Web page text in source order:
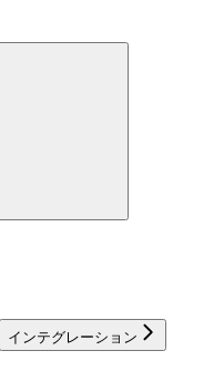
インテグレーション